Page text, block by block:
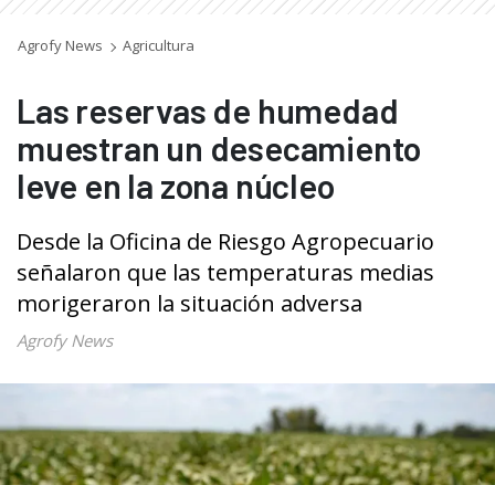
Agrofy News Agricultura
Las reservas de humedad
muestran un desecamiento
leve en la zona núcleo
Desde la Oficina de Riesgo Agropecuario
señalaron que las temperaturas medias
morigeraron la situación adversa
Agrofy News